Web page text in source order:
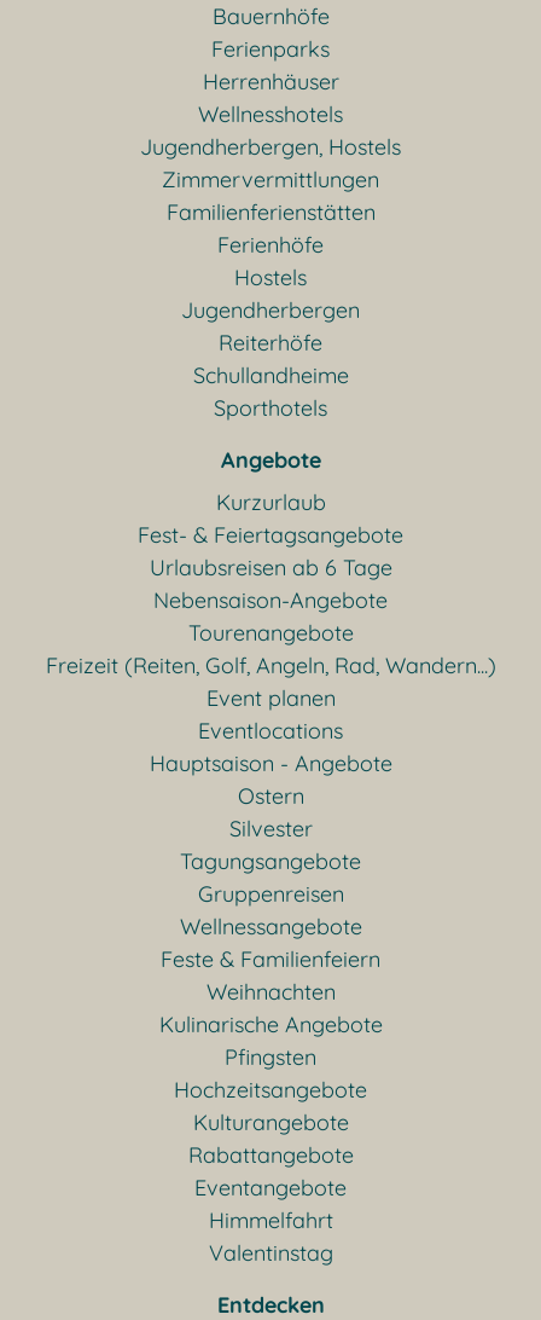
Bauernhöfe
Ferienparks
Herrenhäuser
Wellnesshotels
Jugendherbergen, Hostels
Zimmervermittlungen
Familienferienstätten
Ferienhöfe
Hostels
Jugendherbergen
Reiterhöfe
Schullandheime
Sporthotels
Angebote
Kurzurlaub
Fest- & Feiertagsangebote
Urlaubsreisen ab 6 Tage
Nebensaison-Angebote
Tourenangebote
Freizeit (Reiten, Golf, Angeln, Rad, Wandern...)
Event planen
Eventlocations
Hauptsaison - Angebote
Ostern
Silvester
Tagungsangebote
Gruppenreisen
Wellnessangebote
Feste & Familienfeiern
Weihnachten
Kulinarische Angebote
Pfingsten
Hochzeitsangebote
Kulturangebote
Rabattangebote
Eventangebote
Himmelfahrt
Valentinstag
Entdecken